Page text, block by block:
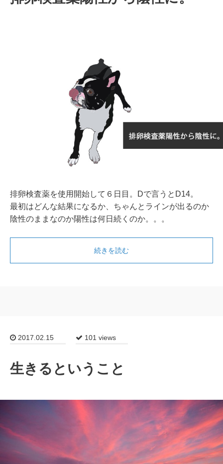
排卵検査薬を使用開始して６日目。Dで言うとD14。
最初はどんな結果になるか、ちゃんとラインが出るのか
陰性のままなのか陽性は何日続くのか。。。
続きを読む
2017.02.15 101 views
生きるということ